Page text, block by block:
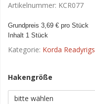
Artikelnummer: KCR077
Grundpreis 3,69 € pro Stück
Inhalt 1 Stück
Kategorie: Korda Readyrigs
Hakengröße
bitte wählen